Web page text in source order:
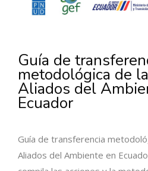
Guía de
metodológica de
Aliados del
Ecuador
Guía de transferencia
Aliados del Ambiente en